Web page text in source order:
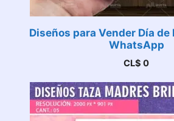
Diseños para Vender Día de
WhatsApp
CL$ 0